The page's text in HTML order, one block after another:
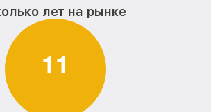
лет на рынке
11